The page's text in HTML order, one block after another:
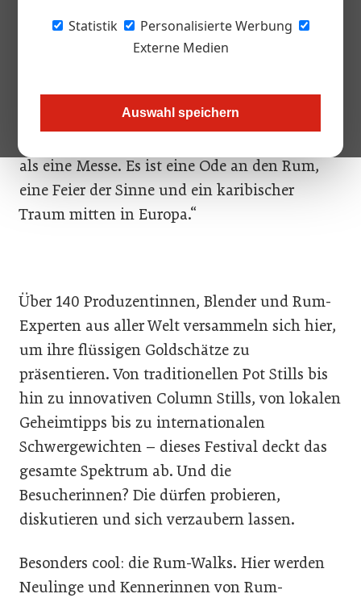
Statistik
Personalisierte Werbung
Externe Medien
Auswahl speichern
Die Ottakringer Brauerei, dieser altehrwürdige
in eine Insel des Rum-Glücks verwandeln.
Veranstalter Nicolas Hold von HSG Events
als eine Messe. Es ist eine Ode an den Rum,
eine Feier der Sinne und ein karibischer
Traum mitten in Europa.“
Über 140 Produzentinnen, Blender und Rum-
Experten aus aller Welt versammeln sich hier,
um ihre flüssigen Goldschätze zu
präsentieren. Von traditionellen Pot Stills bis
hin zu innovativen Column Stills, von lokalen
Geheimtipps bis zu internationalen
Schwergewichten – dieses Festival deckt das
gesamte Spektrum ab. Und die
Besucherinnen? Die dürfen probieren,
diskutieren und sich verzaubern lassen.
Besonders cool: die Rum-Walks. Hier werden
Neulinge und Kennerinnen von Rum-